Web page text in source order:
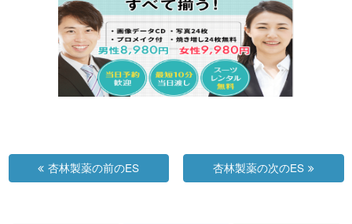
杏林製薬の前のES 杏林製薬の次のES